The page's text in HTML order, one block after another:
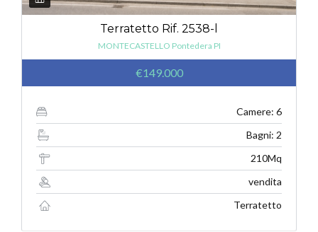
Terratetto Rif. 2538-l
MONTECASTELLO Pontedera PI
€149.000
Camere: 6
Bagni: 2
210Mq
vendita
Terratetto